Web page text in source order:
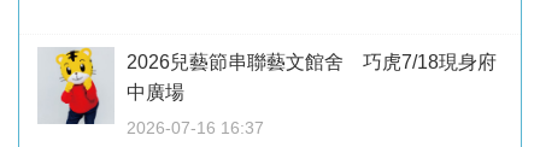
2026兒藝節串聯藝文館舍 巧虎7/18現身府
中廣場
2026-07-16 16:37